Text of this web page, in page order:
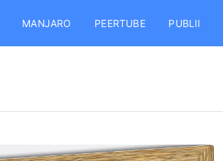
MANJARO PEERTUBE PUBLII